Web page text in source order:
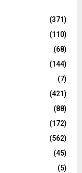
(371)
(110)
(68)
(144)
(7)
(421)
(88)
(172)
(562)
(45)
(5)